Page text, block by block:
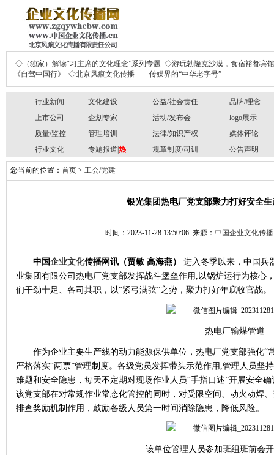
◇（独家）解读“习主席的文化理念”系列专题 ◇游玩勃隆克沙漠，食宿裕都宾馆
《自驾中国行》
◇北京风痕文化传播——传媒界的“中华老字号”
行业新闻 文化建设 公益/社会责任
品牌/理念
上市公司
企划专家 活动/发布会
logo展示
质量/监控
管理培训 法律/知识产权
媒体评论
行业文化
专题报道| 热 规章制度/司训 公告声明
您当前的位置： 首页 > 工会/党建
银光集团热电厂党支部聚力打好安全
时间：2023-11-28 13:50:06 来源： 中国企业文化传
中国企业文化传播网讯 （贾敏 高海燕）
进入冬季以来，中国兵
业集团有限公司热电厂党支部发挥战斗堡垒作用 ,以锅炉运行为核心
们干劲十足、各司其职，以“紧弓满弦”之势，聚力打好年底收官战。
热电厂输煤管道
作为企业主要生产线的动力能源保供单位，热电厂党支部强化“
严格落实“两票”管理制度。各级党员发挥带头示范作用,管理人员坚
难题和安全隐患，每天不定期对现场作业人员“手指口述”开展安全
该党支部在对常规作业常态化管控的同时，对受限空间、动火动焊
排查奖励机制作用，鼓励各级人员第一时间消除隐患，降低风险。
该单位管理人员参加班组班前会